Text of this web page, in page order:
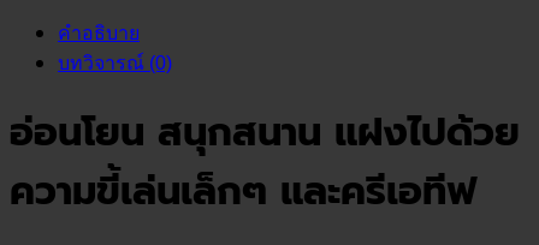
คำอธิบาย
บทวิจารณ์ (0)
อ่อนโยน สนุกสนาน แฝงไปด้วย
ความขี้เล่นเล็กๆ และครีเอทีฟ